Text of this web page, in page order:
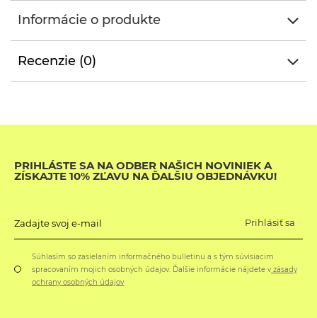
Informácie o produkte
Recenzie (0)
PRIHLÁSTE SA NA ODBER NAŠICH NOVINIEK A
ZÍSKAJTE 10% ZĽAVU NA ĎALŠIU OBJEDNÁVKU!
Zadajte svoj e-mail Prihlásiť sa
Súhlasím so zasielaním informačného bulletinu a s tým súvisiacim
spracovaním mojich osobných údajov. Ďalšie informácie nájdete vzásady
ochrany osobných údajov